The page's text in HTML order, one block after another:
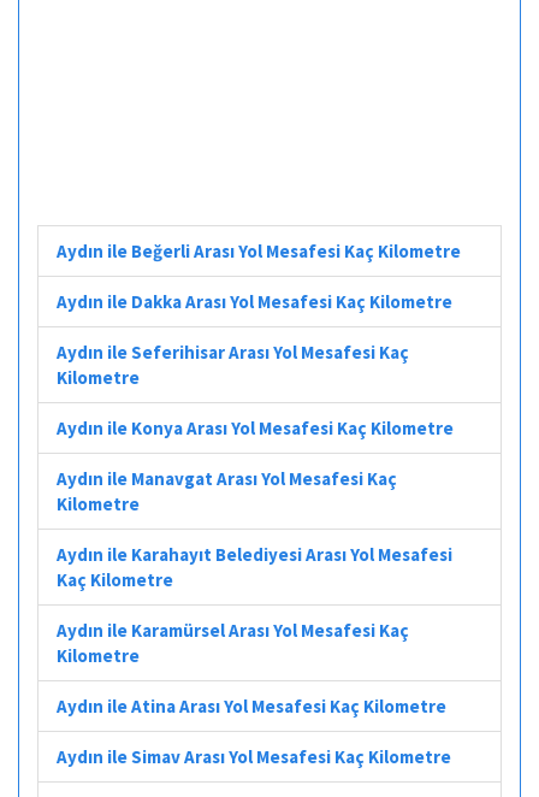
Aydın ile Beğerli Arası Yol Mesafesi Kaç Kilometre
Aydın ile Dakka Arası Yol Mesafesi Kaç Kilometre
Aydın ile Seferihisar Arası Yol Mesafesi Kaç
Kilometre
Aydın ile Konya Arası Yol Mesafesi Kaç Kilometre
Aydın ile Manavgat Arası Yol Mesafesi Kaç
Kilometre
Aydın ile Karahayıt Belediyesi Arası Yol Mesafesi
Kaç Kilometre
Aydın ile Karamürsel Arası Yol Mesafesi Kaç
Kilometre
Aydın ile Atina Arası Yol Mesafesi Kaç Kilometre
Aydın ile Simav Arası Yol Mesafesi Kaç Kilometre